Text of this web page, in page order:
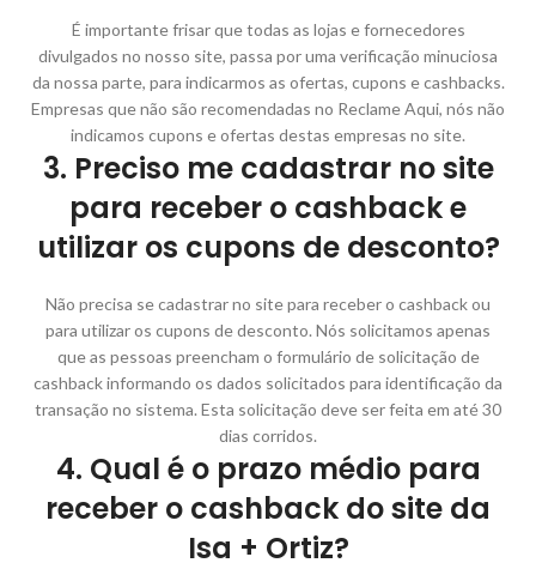
É importante frisar que todas as lojas e fornecedores
divulgados no nosso site, passa por uma verificação minuciosa
da nossa parte, para indicarmos as ofertas, cupons e cashbacks.
Empresas que não são recomendadas no Reclame Aqui, nós não
indicamos cupons e ofertas destas empresas no site.
3. Preciso me cadastrar no site
para receber o cashback e
utilizar os cupons de desconto?
Não precisa se cadastrar no site para receber o cashback ou
para utilizar os cupons de desconto. Nós solicitamos apenas
que as pessoas preencham o formulário de solicitação de
cashback informando os dados solicitados para identificação da
transação no sistema. Esta solicitação deve ser feita em até 30
dias corridos.
4. Qual é o prazo médio para
receber o cashback do site da
Isa + Ortiz?